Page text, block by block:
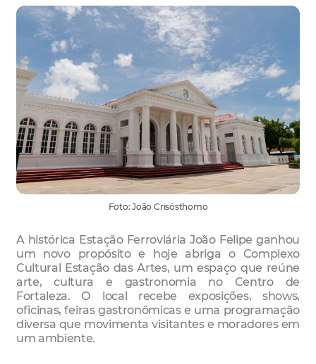
Foto: João Crisósthomo
A histórica Estação Ferroviária João Felipe ganhou
um novo propósito e hoje abriga o Complexo
Cultural Estação das Artes, um espaço que reúne
arte, cultura e gastronomia no Centro de
Fortaleza. O local recebe exposições, shows,
oficinas, feiras gastronômicas e uma programação
diversa que movimenta visitantes e moradores em
um ambiente.